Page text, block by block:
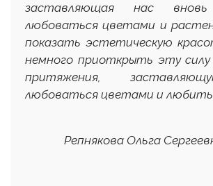
заставляющая нас
любоваться цветами и
показать эстетическую
немного приоткрыть эту силу
притяжения,
любоваться цветами и любить
Репнякова Ольга